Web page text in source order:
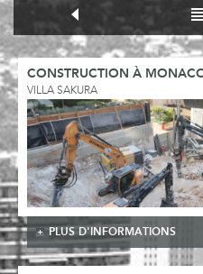
CONSTRUCTION À
VILLA SAKURA
PLUS D'INFORMATIONS